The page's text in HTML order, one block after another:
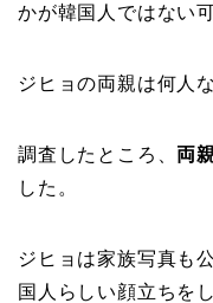
かが韓国人ではない
ジヒョの両親は何人
調査したところ、 両
した。
ジヒョは家族写真も
国人らしい顔立ちを